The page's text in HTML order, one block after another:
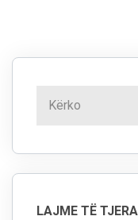
LAJME TË TJERA